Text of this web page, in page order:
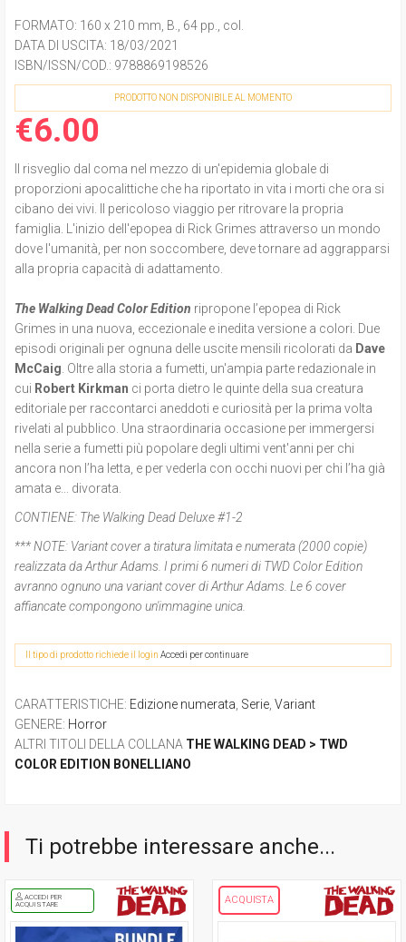
FORMATO: 160 x 210 mm, B., 64 pp., col.
DATA DI USCITA: 18/03/2021
ISBN/ISSN/COD.: 9788869198526
PRODOTTO NON DISPONIBILE AL MOMENTO
€6.00
Il risveglio dal coma nel mezzo di un'epidemia globale di
proporzioni apocalittiche che ha riportato in vita i morti che ora si
cibano dei vivi. Il pericoloso viaggio per ritrovare la propria
famiglia. L'inizio dell'epopea di Rick Grimes attraverso un mondo
dove l'umanità, per non soccombere, deve tornare ad aggrapparsi
alla propria capacità di adattamento.
The Walking Dead Color Edition ripropone l’epopea di Rick
Grimes in una nuova, eccezionale e inedita versione a colori. Due
episodi originali per ognuna delle uscite mensili ricolorati da Dave
McCaig . Oltre alla storia a fumetti, un'ampia parte redazionale in
cui Robert Kirkman ci porta dietro le quinte della sua creatura
editoriale per raccontarci aneddoti e curiosità per la prima volta
rivelati al pubblico. Una straordinaria occasione per immergersi
nella serie a fumetti più popolare degli ultimi vent'anni per chi
ancora non l’ha letta, e per vederla con occhi nuovi per chi l’ha già
amata e... divorata.
CONTIENE: The Walking Dead Deluxe #1-2
*** NOTE: Variant cover a tiratura limitata e numerata (2000 copie)
realizzata da Arthur Adams. I primi 6 numeri di TWD Color Edition
avranno ognuno una variant cover di Arthur Adams. Le 6 cover
affiancate compongono un'immagine unica.
Il tipo di prodotto richiede il login Accedi per continuare
CARATTERISTICHE: Edizione numerata Serie Variant
GENERE: Horror
ALTRI TITOLI DELLA COLLANA THE WALKING DEAD > TWD
COLOR EDITION BONELLIANO
Ti potrebbe interessare anche...
ACCEDI PER
ACQUISTARE
ACQUISTA